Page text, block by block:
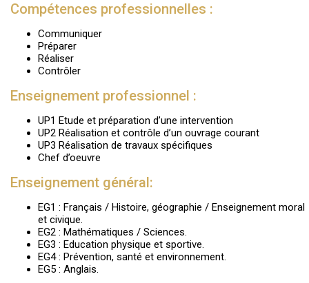
Compétences professionnelles :
Communiquer
Préparer
Réaliser
Contrôler
Enseignement professionnel :
UP1 Etude et préparation d’une intervention
UP2 Réalisation et contrôle d’un ouvrage courant
UP3 Réalisation de travaux spécifiques
Chef d’oeuvre
Enseignement général:
EG1 : Français / Histoire, géographie / Enseignement moral
et civique.
EG2 : Mathématiques / Sciences.
EG3 : Education physique et sportive.
EG4 : Prévention, santé et environnement.
EG5 : Anglais.